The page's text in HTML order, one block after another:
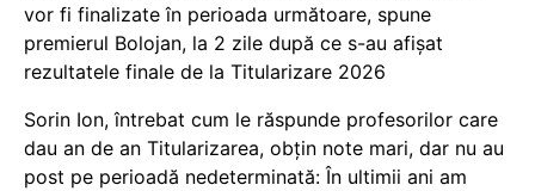
vor fi finalizate în perioada următoare, spune
premierul Bolojan, la 2 zile după ce s-au afișat
rezultatele finale de la Titularizare 2026
Sorin Ion, întrebat cum le răspunde profesorilor care
dau an de an Titularizarea, obțin note mari, dar nu au
post pe perioadă nedeterminată: În ultimii ani am